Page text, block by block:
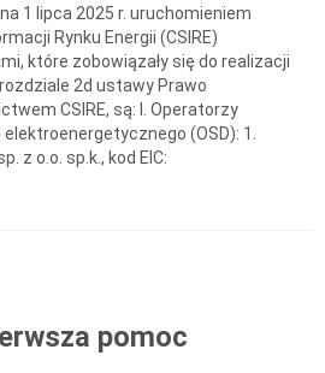
1 lipca 2025 r. uruchomieniem
Rynku Energii (CSIRE)
które zobowiązały się do realizacji
2d ustawy Prawo
CSIRE, są: I. Operatorzy
(OSD): 1.
z o.o. sp.k., kod EIC:
pomoc